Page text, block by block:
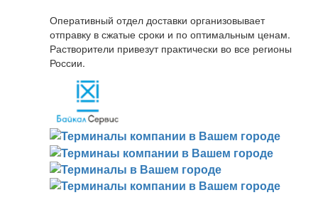
Оперативный отдел доставки организовывает
отправку в сжатые сроки и по оптимальным ценам.
Растворители привезут практически во все регионы
России.